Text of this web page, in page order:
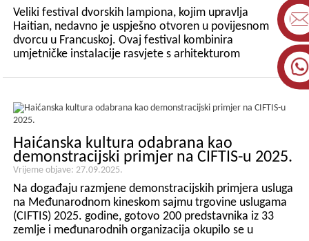
Veliki festival dvorskih lampiona, kojim upravlja
Haitian, nedavno je uspješno otvoren u povijesnom
dvorcu u Francuskoj. Ovaj festival kombinira
umjetničke instalacije rasvjete s arhitekturom
nastupima uživo na licu mjesta, stvarajući...
Haićanska kultura odabrana kao
demonstracijski primjer na CIFTIS-u 2025.
Vrijeme objave: 27.09.2025.
Na događaju razmjene demonstracijskih primjera usluga
na Međunarodnom kineskom sajmu trgovine uslugama
(CIFTIS) 2025. godine, gotovo 200 predstavnika iz 33
zemlje i međunarodnih organizacija okupilo se u